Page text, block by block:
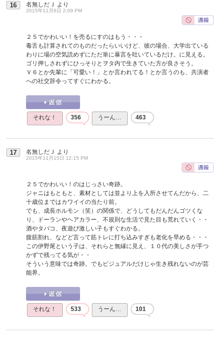
16 名無しだＪ より
2015年11月6日 2:09 PM
２５でかわいい！を売るにすのはもう・・・
毒舌も計算されてのものだったらいいけど、彼の場合、大学出ている
わりに場の空気読めずにただ単に暴言を吐いているだけ。に見える。
ゴリ押しされずにひっそりとヲタ内で生きていた方が良さそう。
Ｖ６とか先輩に「可愛い！」とか言われてる！とか言うのも、共演者
への社交辞令ってすぐにわかる。
それな！ 356 うーん… 463
17 名無しだＪ より
2015年11月15日 12:15 PM
２５でかわいい！のはじっさい奇跡。
ジャニはもともと、素材としては並より上を入所させてんだから、二
十歳位まではカワイイの当たり前。
でも、成長ホルモン（笑）の関係で、どうしてもだんだんゴツくな
り、ドーランやヘアカラー、不規則な生活で見た目も荒れていく・・
酒やタバコ、夜遊び激しい子もすぐわかる。
腹筋割れ、などど言って筋トレに打ち込みすぎも老化を早める・・・
この伊野尾という子は、それらと無縁に見え、１０代の美しさが手つ
かずで残ってる気が・・
そういう意味では奇跡。でもビジュアルだけじゃ生き残れないのが芸
能界。
それな！ 533 うーん… 101